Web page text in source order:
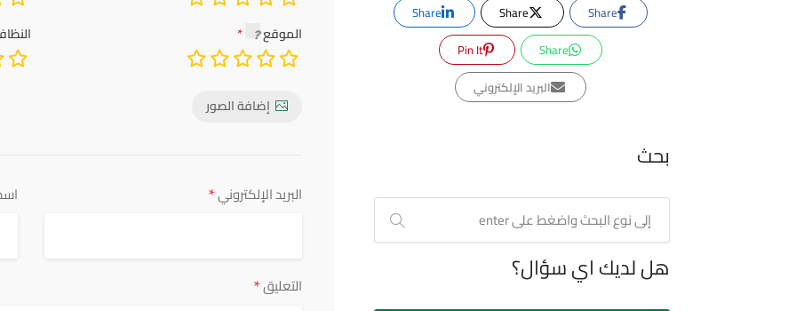
الموقع
إضافة الصور
البريد الإلكتروني*
التعليق*
Share
Share
Share
Share
Pin It
البريد الإلكتروني
بحث
هل لديك اي سؤال؟